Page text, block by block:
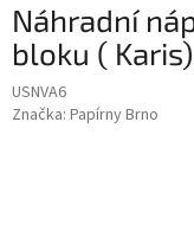
Náhradní
bloku (
USNVA6
Značka: Papírny Brno